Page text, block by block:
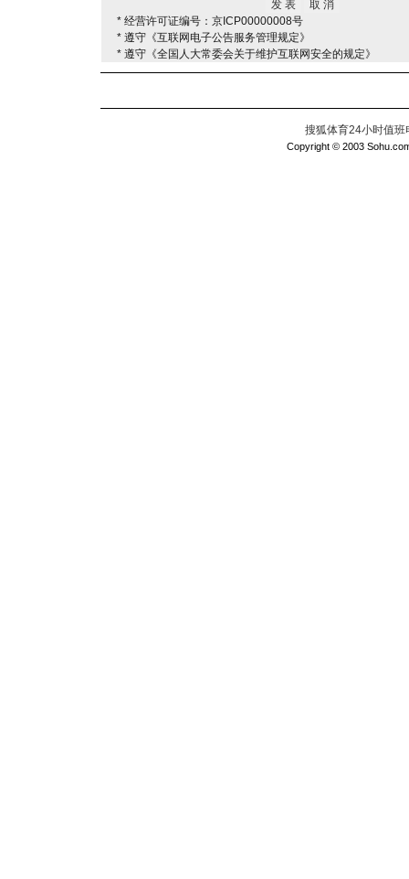
* 经营许可证编号：京ICP00000008号
* 遵守《互联网电子公告服务管理规定》
* 遵守《全国人大常委会关于维护互联网安全的规定》
搜狐体育24小时值
Copyright © 2003